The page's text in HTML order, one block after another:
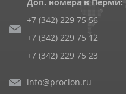
+7 (342) 229 75 56
+7 (342) 229 75 12
+7 (342) 229 75 23
info@procion.ru